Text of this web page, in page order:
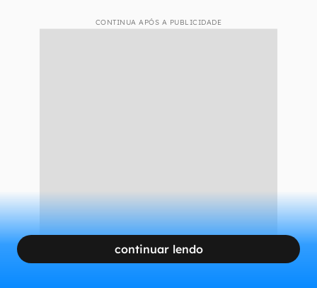
CONTINUA APÓS A PUBLICIDADE
continuar lendo